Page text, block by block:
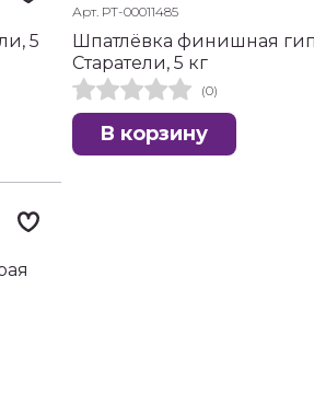
5
Арт. РТ-00011485
Шпатлёвка финишная
Старатели, 5 кг
(0)
В корзину